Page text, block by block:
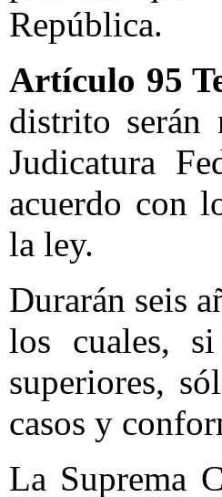
República.
Artículo 95
distrito serán
Judicatura
acuerdo con
la ley.
Durarán seis
los cuales,
superiores,
casos y
La Suprema